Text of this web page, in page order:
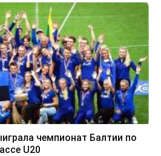
чемпионат Балтии по
U20